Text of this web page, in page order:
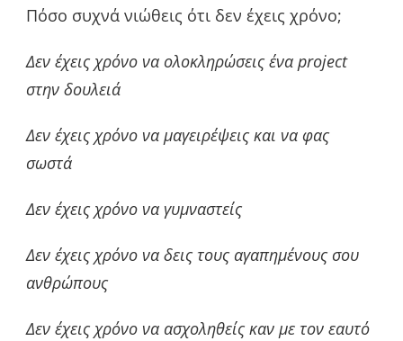
Πόσο συχνά νιώθεις ότι δεν έχεις χρόνο;
Δεν έχεις χρόνο να ολοκληρώσεις ένα project
στην δουλειά
Δεν έχεις χρόνο να μαγειρέψεις και να φας
σωστά
Δεν έχεις χρόνο να γυμναστείς
Δεν έχεις χρόνο να δεις τους αγαπημένους σου
ανθρώπους
Δεν έχεις χρόνο να ασχοληθείς καν με τον εαυτό